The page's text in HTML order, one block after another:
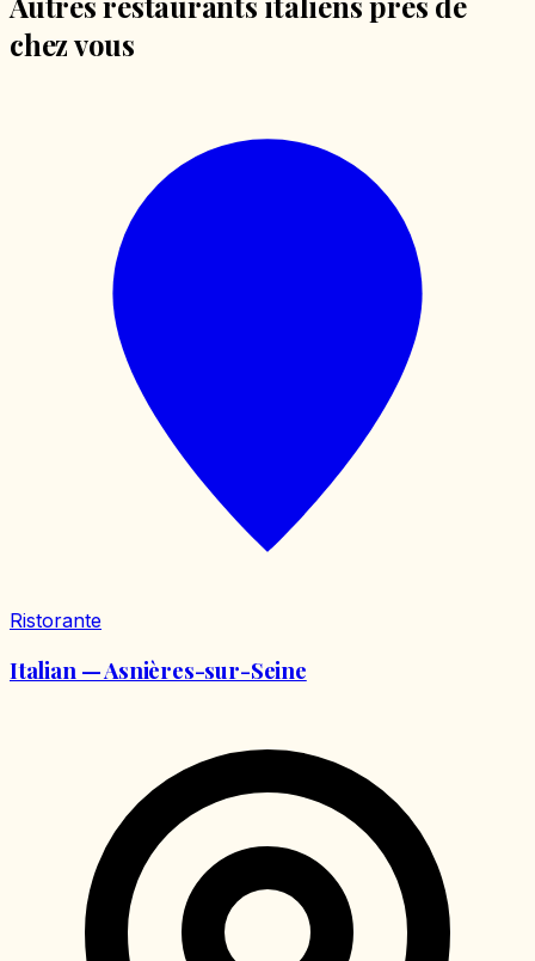
chez vous
Ristorante
Italian — Asnières-sur-Seine